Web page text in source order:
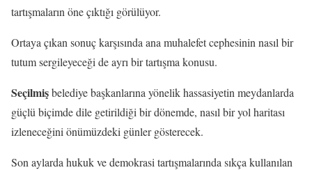
tartışmaların öne çıktığı görülüyor.
Ortaya çıkan sonuç karşısında ana muhalefet cephesinin nasıl bir
tutum sergileyeceği de ayrı bir tartışma konusu.
Seçilmişbelediye başkanlarına yönelik hassasiyetin meydanlarda
güçlü biçimde dile getirildiği bir dönemde, nasıl bir yol haritası
izleneceğini önümüzdeki günler gösterecek.
Son aylarda hukuk ve demokrasi tartışmalarında sıkça kullanılan